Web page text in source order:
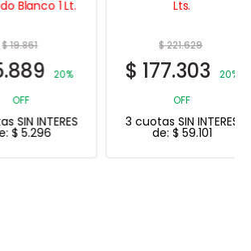
1 Lt.
20%
221.629
177.303
20%
3 cuotas SIN INTERES
59.101